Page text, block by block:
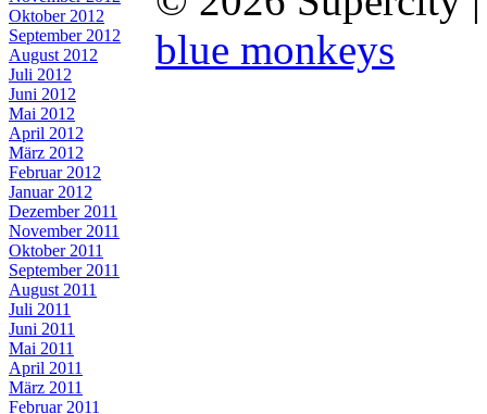
Oktober 2012
September 2012
August 2012
Juli 2012
Juni 2012
Mai 2012
April 2012
März 2012
Februar 2012
Januar 2012
Dezember 2011
November 2011
Oktober 2011
September 2011
August 2011
Juli 2011
Juni 2011
Mai 2011
April 2011
März 2011
Februar 2011
blue monkeys